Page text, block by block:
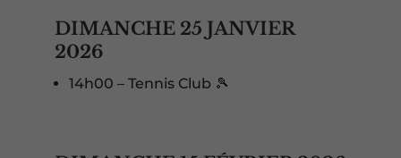
DIMANCHE 25 JANVIER
2026
14h00 – Tennis Club 🎾